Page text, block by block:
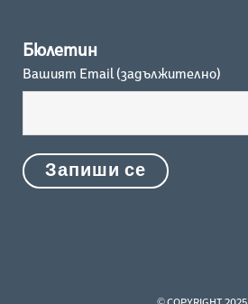
Бюлетин
Вашият Email (задължително)